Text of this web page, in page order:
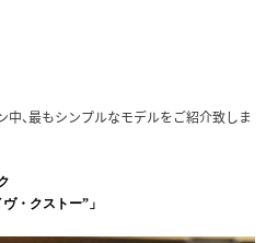
、最もシンプルなモデルをご紹介致しま
・クストー”」